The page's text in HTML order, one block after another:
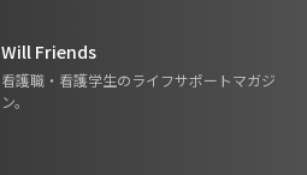
Will Friends
看護職・看護学生のライフサポートマガジ
ン。